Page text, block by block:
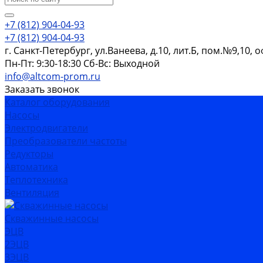
+7 (812) 904-04-93
+7 (812) 904-04-93
г. Санкт-Петербург, ул.Ванеева, д.10, лит.Б, пом.№9,10,
Пн-Пт: 9:30-18:30 Cб-Вс: Выходной
info@altcom-prom.ru
Заказать звонок
Каталог оборудования
Насосы
Электродвигатели
Преобразователи частоты
Редукторы
Автоматика
Теплотехника
Вентиляция
Скважинные насосы
ЭЦВ
2ЭЦВ
3ЭЦВ